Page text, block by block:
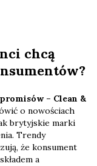
chcą
– Clean &
o nowościach
brytyjskie marki
Trendy
że konsument
a